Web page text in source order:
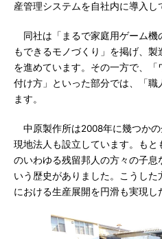
産管理システムを自社内に導入し
同社は「まるで家庭用ゲーム機
もできるモノづくり」を掲げ、
を進めています。その一方で、「
付け方」といった部分では、「
ます。
中原製作所は2008年に幾つか
現地法人も設立しています。も
のいわゆる残留邦人の方々の子息
いう歴史がありました。こうし
における生産展開を円滑も実現し